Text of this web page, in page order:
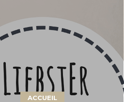
ACCUEIL